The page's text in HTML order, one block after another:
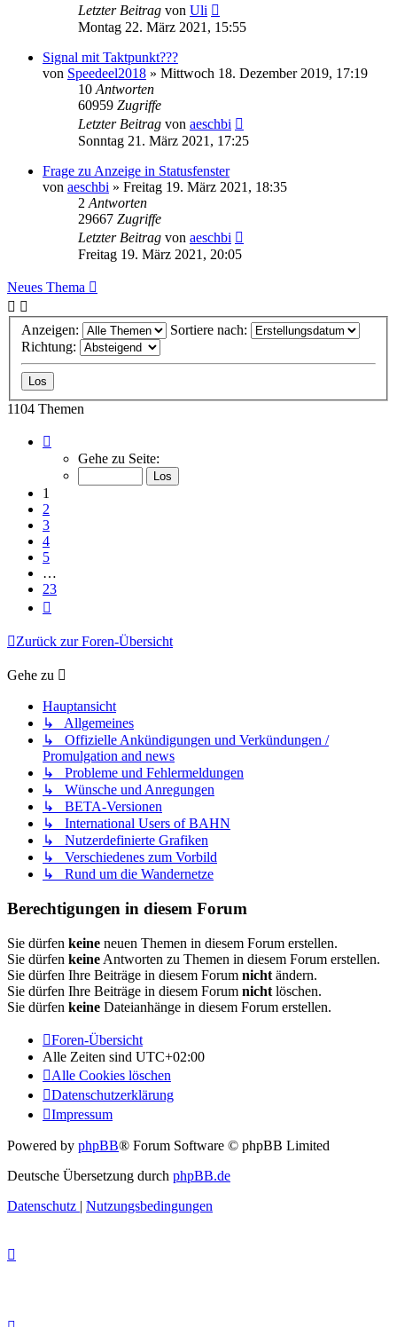
Letzter Beitrag von Uli
Montag 22. März 2021, 15:55
Signal mit Taktpunkt???
von Speedeel2018 » Mittwoch 18. Dezember 2019, 17:19
10 Antworten
60959 Zugriffe
Letzter Beitrag von aeschbi
Sonntag 21. März 2021, 17:25
Frage zu Anzeige in Statusfenster
von aeschbi » Freitag 19. März 2021, 18:35
2 Antworten
29667 Zugriffe
Letzter Beitrag von aeschbi
Freitag 19. März 2021, 20:05
Neues Thema
Anzeigen:
Sortiere nach:
Richtung:
1104 Themen
von
Gehe zu Seite:
1
2
3
4
5
…
23
Zurück zur Foren-Übersicht
Gehe zu
Hauptansicht
↳ Allgemeines
↳ Offizielle Ankündigungen und Verkündungen /
Promulgation and news
↳ Probleme und Fehlermeldungen
↳ Wünsche und Anregungen
↳ BETA-Versionen
↳ International Users of BAHN
↳ Nutzerdefinierte Grafiken
↳ Verschiedenes zum Vorbild
↳ Rund um die Wandernetze
Berechtigungen in diesem Forum
Sie dürfen keine neuen Themen in diesem Forum erstellen.
Sie dürfen keine Antworten zu Themen in diesem Forum erstellen.
Sie dürfen Ihre Beiträge in diesem Forum nicht ändern.
Sie dürfen Ihre Beiträge in diesem Forum nicht löschen.
Sie dürfen keine Dateianhänge in diesem Forum erstellen.
Foren-Übersicht
Alle Zeiten sind UTC+02:00
Alle Cookies löschen
Datenschutzerklärung
Impressum
Powered by phpBB® Forum Software © phpBB Limited
Deutsche Übersetzung durch phpBB.de
Datenschutz | Nutzungsbedingungen